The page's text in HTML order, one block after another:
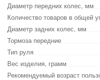
Диаметр передних колес, мм
Количество товаров в общей
Диаметр задних колес, мм
Тормоза передние
Тип руля
Вес изделия, грамм
Рекомендуемый возраст